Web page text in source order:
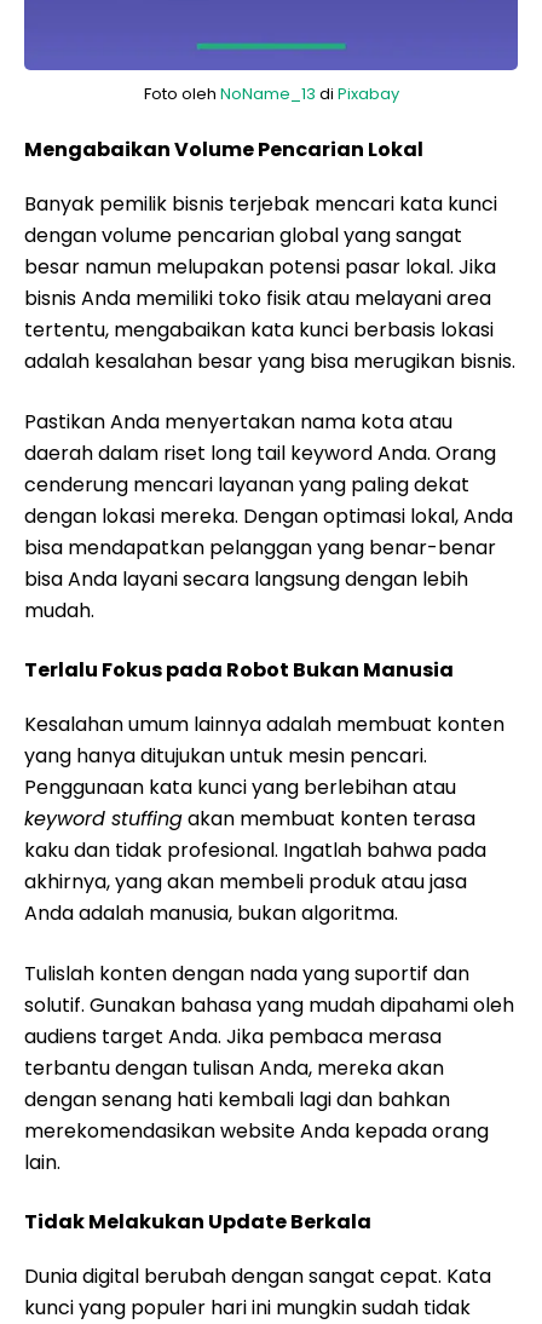
Foto oleh NoName_13 di Pixabay
Mengabaikan Volume Pencarian Lokal
Banyak pemilik bisnis terjebak mencari kata kunci
dengan volume pencarian global yang sangat
besar namun melupakan potensi pasar lokal. Jika
bisnis Anda memiliki toko fisik atau melayani area
tertentu, mengabaikan kata kunci berbasis lokasi
adalah kesalahan besar yang bisa merugikan bisnis.
Pastikan Anda menyertakan nama kota atau
daerah dalam riset long tail keyword Anda. Orang
cenderung mencari layanan yang paling dekat
dengan lokasi mereka. Dengan optimasi lokal, Anda
bisa mendapatkan pelanggan yang benar-benar
bisa Anda layani secara langsung dengan lebih
mudah.
Terlalu Fokus pada Robot Bukan Manusia
Kesalahan umum lainnya adalah membuat konten
yang hanya ditujukan untuk mesin pencari.
Penggunaan kata kunci yang berlebihan atau
keyword stuffingakan membuat konten terasa
kaku dan tidak profesional. Ingatlah bahwa pada
akhirnya, yang akan membeli produk atau jasa
Anda adalah manusia, bukan algoritma.
Tulislah konten dengan nada yang suportif dan
solutif. Gunakan bahasa yang mudah dipahami oleh
audiens target Anda. Jika pembaca merasa
terbantu dengan tulisan Anda, mereka akan
dengan senang hati kembali lagi dan bahkan
merekomendasikan website Anda kepada orang
lain.
Tidak Melakukan Update Berkala
Dunia digital berubah dengan sangat cepat. Kata
kunci yang populer hari ini mungkin sudah tidak